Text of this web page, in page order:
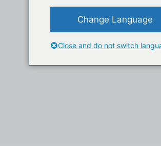
Change Language
Close and do not switch